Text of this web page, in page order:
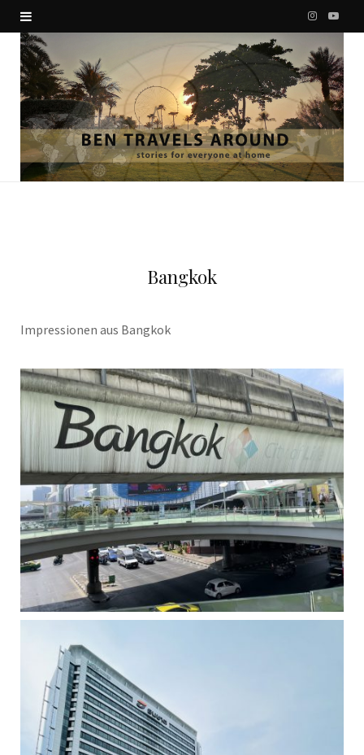
I
n
s
t
a
g
Y
u
T
b
Bangkok
Impressionen aus Bangkok